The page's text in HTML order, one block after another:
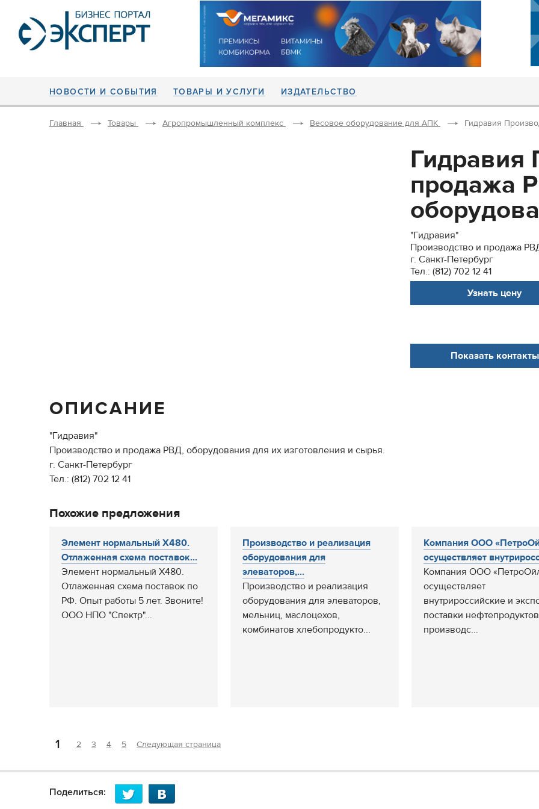
НОВОСТИ И СОБЫТИЯ ТОВАРЫ И УСЛУГИ ИЗДАТЕЛЬСТВО
Главная Товары Агропромышленный комплекс Весовое оборудование для АПК Гидравия
Гидравия
продажа
"Гидравия"
Производство и продажа
г. Санкт-Петербург
Тел.: (812) 702 12 41
Узнать цену
Показать контакты
ОПИСАНИЕ
"Гидравия"
Производство и продажа РВД, оборудования для их изготовления и сырья.
г. Санкт-Петербург
Тел.: (812) 702 12 41
Похожие предложения
Элемент нормальный Х480.
Отлаженная схема поставок...
Элемент нормальный Х480.
Отлаженная схема поставок по
РФ. Опыт работы 5 лет. Звоните!
ООО НПО "Спектр"...
Производство и реализация
оборудования для
элеваторов,...
Производство и реализация
оборудования для элеваторов,
мельниц, маслоцехов,
комбинатов хлебопродукто...
Компания ООО
осуществляет
Компания ООО
осуществляет
внутрироссийские и
поставки нефтепродуктов
производс...
1 2 3 4 5 Следующая страница
Поделиться: